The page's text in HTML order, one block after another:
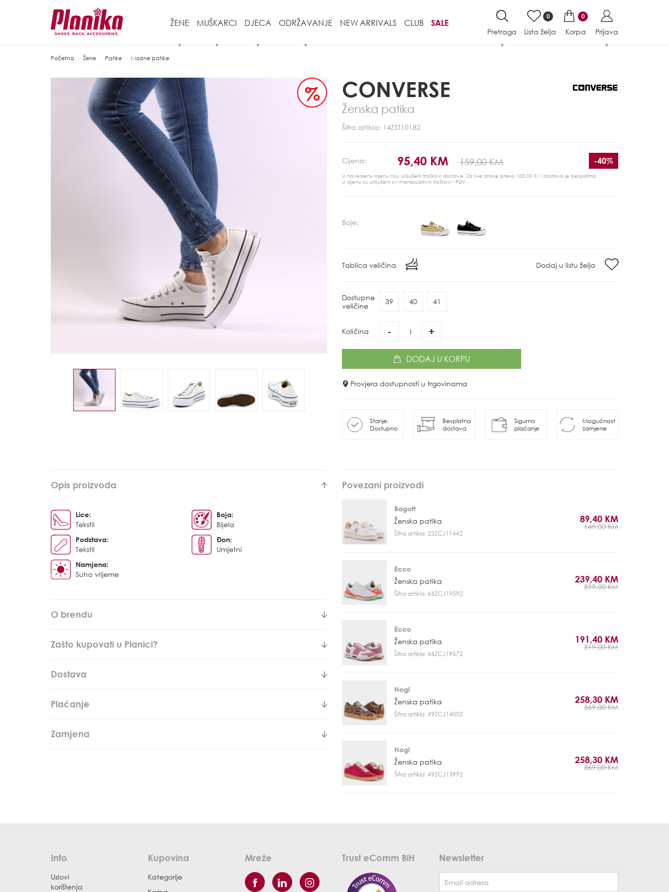
ŽENE MUŠKARCI DJECA ODRŽAVANJE NEW ARRIVALS CLUB SALE
Pretraga
0
Lista želja
0
Korpa Prijava
Početna Žene Patike Modne patike
% CONVERSE
Ženska patika
Šifra artikla: 14ZST10182
Cijena: 95,40 KM 159,00 KM -40%
U navedenu cijenu nisu uključeni troškovi dostave. Za sve iznose preko 100,00 KM dostava je besplatna.
U cijenu su uključeni svi manipulativni troškovi i PDV.
Boje:
Tablica veličina Dodaj u listu želja
Dostupne
veličine
39 40 41
Količina - +
DODAJ U KORPU
Provjera dostupnosti u trgovinama
Stanje:
Dostupno
Besplatna
dostava
Sigurno
plaćanje
Mogućnost
zamjene
Opis proizvoda
Lice:
Tekstil
Boja:
Bijela
Podstava:
Tekstil
Đon:
Umjetni
Namjena:
Suho vrijeme
O brendu
Zašto kupovati u Planici?
Dostava
Plaćanje
Zamjena
Povezani proizvodi
Bagatt
Ženska patika
Šifra artikla: 23ZCJ11442
89,40 KM
149,00 KM
Ecco
Ženska patika
Šifra artikla: 66ZCJ19592
239,40 KM
399,00 KM
Ecco
Ženska patika
Šifra artikla: 66ZCJ19572
191,40 KM
319,00 KM
Hogl
Ženska patika
Šifra artikla: 49ZCJ14002
258,30 KM
369,00 KM
Hogl
Ženska patika
Šifra artikla: 49ZCJ13992
258,30 KM
369,00 KM
Info
Uslovi
korištenja
Kupovina
Kategorije
Mreže Trust eComm BiH Newsletter